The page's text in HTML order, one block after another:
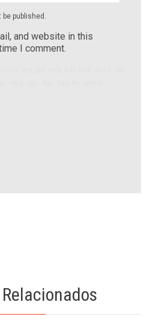
published.
and website in this
I comment.